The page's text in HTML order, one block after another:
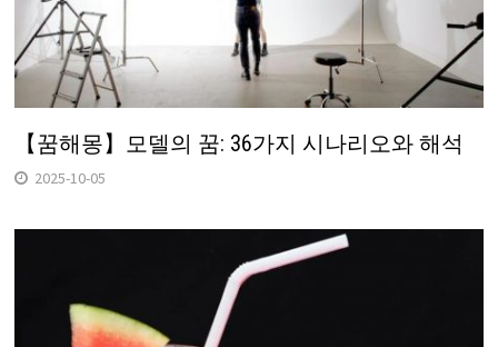
【꿈해몽】모델의 꿈: 36가지 시나리오와 해석
2025-10-05